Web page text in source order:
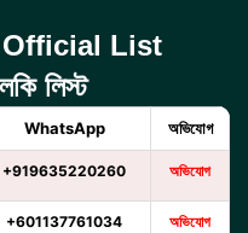
List
লিস্ট
WhatsApp অভিযোগ
+919635220260 অভিযোগ
+601137761034 অভিযোগ